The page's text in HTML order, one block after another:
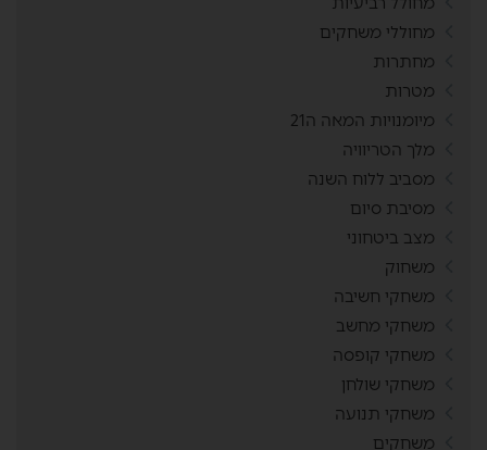
מחוללי משחקים
מחתרות
מטרות
מיומנויות המאה ה21
מלך הטריוויה
מסביב ללוח השנה
מסיבת סיום
מצב ביטחוני
משחוק
משחקי חשיבה
משחקי מחשב
משחקי קופסה
משחקי שולחן
משחקי תנועה
משחקים